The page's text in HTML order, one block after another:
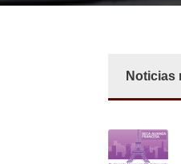
Noticias